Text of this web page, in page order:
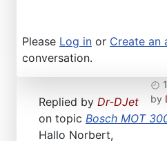
Please Log in or Create an
conversation.
by
Replied by Dr-DJet
on topic Bosch MOT
Hallo Norbert,